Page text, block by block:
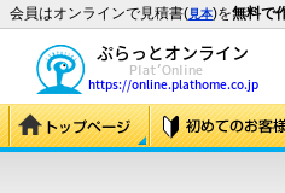
会員はオンラインで見積書(見本)を無料で